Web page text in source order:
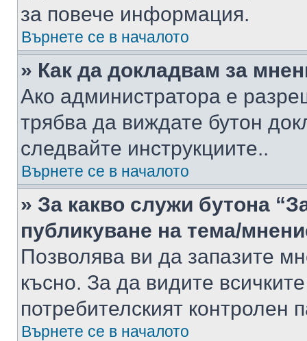
за повече информация.
Върнете се в началото
» Как да докладвам за
Ако администратора е
трябва да виждате бутон
следвайте инструкциите..
Върнете се в началото
» За какво служи бутона
публикуване на тема/
Позволява ви да запазите
късно. За да видите
потребителският контролен
Върнете се в началото